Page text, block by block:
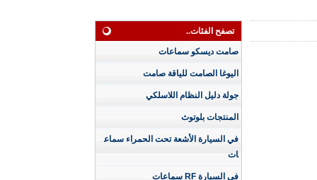
تصفح الفئات..
صامت ديسكو سماعات
اليوغا الصامت للياقة صامت
جولة دليل النظام اللاسلكي
المنتجات بلوتوث
في السيارة الأشعة تحت الحمراء سماع
ات
في السيارة RF سماعات
سماعة رأس صامتة مق
اومة للماء بثلاث قنوا
ت للجلسات الممطرة
مع شاشة LED للقناة